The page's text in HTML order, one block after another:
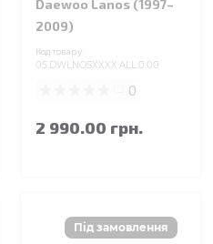
Daewoo Lanos (1997–
2009)
Код товару:
05.DWLNOSXXXX.ALL.0.00
0
2 990.00 грн.